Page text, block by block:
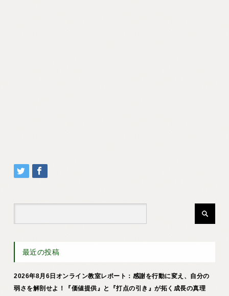
最近の投稿
2026年8月6日オンライン教室レポート：感謝を行動に変え、自分の
弱さを解剖せよ！『価値提供』と『打点の引き』が拓く成長の真理